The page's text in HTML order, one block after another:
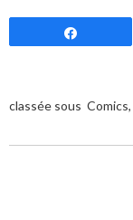
classée sous Comics,